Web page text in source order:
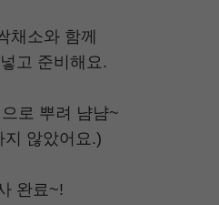
채소와 함께
고 준비해요.
로 뿌려 냠냠~
않았어요.)
완료~!